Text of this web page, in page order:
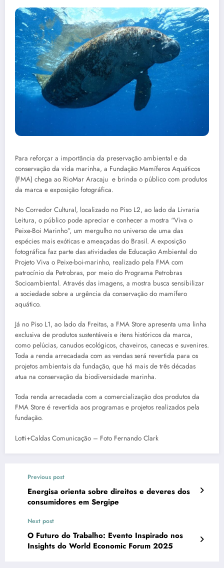
Para reforçar a importância da preservação ambiental e da
conservação da vida marinha, a Fundação Mamíferos Aquáticos
(FMA) chega ao RioMar Aracaju e brinda o público com produtos
da marca e exposição fotográfica.
No Corredor Cultural, localizado no Piso L2, ao lado da Livraria
Leitura, o público pode apreciar e conhecer a mostra “Viva o
Peixe-Boi Marinho”, um mergulho no universo de uma das
espécies mais exóticas e ameaçadas do Brasil. A exposição
fotográfica faz parte das atividades de Educação Ambiental do
Projeto Viva o Peixe-boi-marinho, realizado pela FMA com
patrocínio da Petrobras, por meio do Programa Petrobras
Socioambiental. Através das imagens, a mostra busca sensibilizar
a sociedade sobre a urgência da conservação do mamífero
aquático.
Já no Piso L1, ao lado da Freitas, a FMA Store apresenta uma linha
exclusiva de produtos sustentáveis e itens históricos da marca,
como pelúcias, canudos ecológicos, chaveiros, canecas e suvenires.
Toda a renda arrecadada com as vendas será revertida para os
projetos ambientais da fundação, que há mais de três décadas
atua na conservação da biodiversidade marinha.
Toda renda arrecadada com a comercialização dos produtos da
FMA Store é revertida aos programas e projetos realizados pela
fundação.
Lotti+Caldas Comunicação – Foto Fernando Clark
Previous post
Energisa orienta sobre direitos e deveres dos
consumidores em Sergipe
Next post
O Futuro do Trabalho: Evento Inspirado nos
Insights do World Economic Forum 2025